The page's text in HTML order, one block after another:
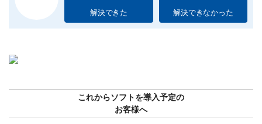
解決できた 解決できなかった
これからソフトを導入予定の
お客様へ